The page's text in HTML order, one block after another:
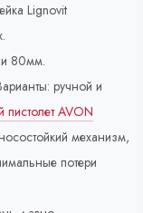
Lignovit
80мм.
ручной и
пистолет AVON
механизм,
потери